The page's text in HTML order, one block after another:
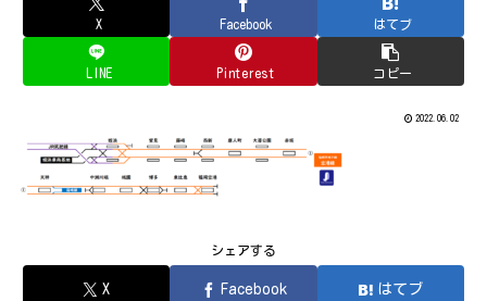
X Facebook はてブ
LINE Pinterest コピー
2022.06.02
シェアする
X Facebook はてブ